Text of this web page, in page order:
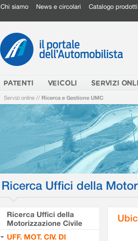
Chi siamo News e circolari Catalogo prodotti
PATENTI VEICOLI SERVIZI
Servizi online // Ricerca e Gestione UMC
Ricerca Uffici della
Ricerca Uffici della
Motorizzazione Civile
UFF. MOT. CIV. DI